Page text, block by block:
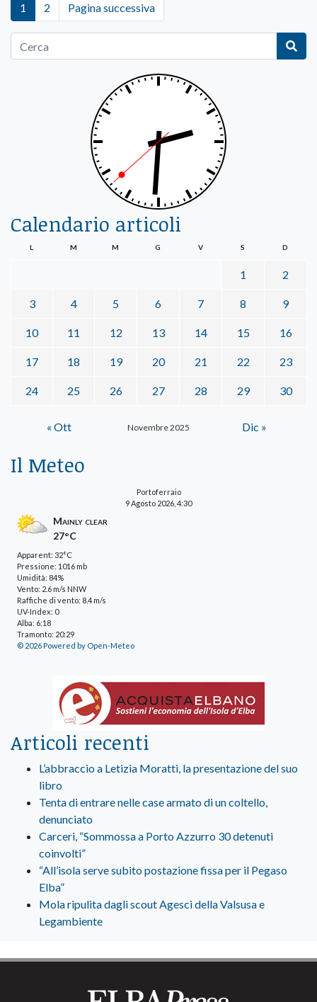
1 2 Pagina successiva
Calendario articoli
Novembre 2025
L M M G V S D
1 2
3 4 5 6 7 8 9
10 11 12 13 14 15 16
17 18 19 20 21 22 23
24 25 26 27 28 29 30
« Ott Dic »
Il Meteo
Portoferraio
9 Agosto 2026, 4:30
Mainly clear
27°C
Apparent: 32°C
Pressione: 1016 mb
Umidità: 84%
Vento: 2.6 m/s NNW
Raffiche di vento: 8.4 m/s
UV-Index: 0
Alba: 6:18
Tramonto: 20:29
© 2026 Powered by Open-Meteo
Articoli recenti
L’abbraccio a Letizia Moratti, la presentazione del suo
libro
Tenta di entrare nelle case armato di un coltello,
denunciato
Carceri, “Sommossa a Porto Azzurro 30 detenuti
coinvolti”
“All’isola serve subito postazione fissa per il Pegaso
Elba”
Mola ripulita dagli scout Agesci della Valsusa e
Legambiente